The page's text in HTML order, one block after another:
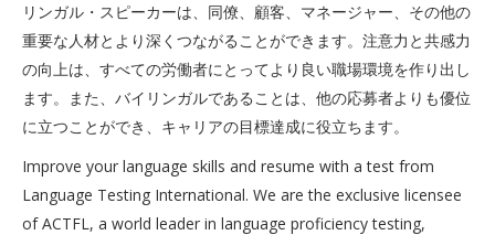
リンガル・スピーカーは、同僚、顧客、マネージャー、その他の
重要な人材とより深くつながることができます。注意力と共感力
の向上は、すべての労働者にとってより良い職場環境を作り出し
ます。また、バイリンガルであることは、他の応募者よりも優位
に立つことができ、キャリアの目標達成に役立ちます。
Improve your language skills and resume with a test from
Language Testing International. We are the exclusive licensee
of ACTFL, a world leader in language proficiency testing,